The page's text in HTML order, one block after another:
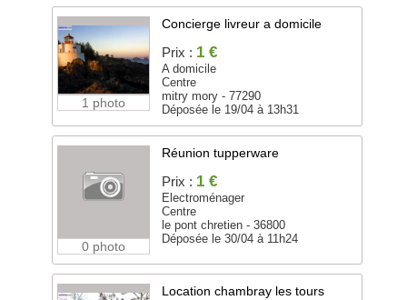
1 photo
Concierge livreur a domicile
Prix : 1 €
A domicile
Centre
mitry mory - 77290
Déposée le 19/04 à 13h31
0 photo
Réunion tupperware
Prix : 1 €
Electroménager
Centre
le pont chretien - 36800
Déposée le 30/04 à 11h24
Location chambray les tours